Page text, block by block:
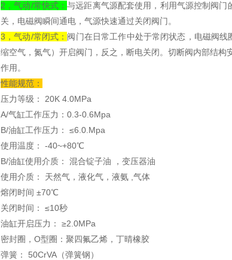
2，气动/常快式：与远距离气源配套使用，利用气源控制阀
关，电磁阀瞬间通电，气源快速通过关闭阀门。
3，气动/常闭式： 阀门在日常工作中处于常闭状态，电磁阀
缩空气，氮气）开启阀门，反之，断电关闭。切断阀内部结
作用。
性能规范：
压力等级： 20K 4.0MPa
A/气缸工作压力：0.3-0.6Mpa
B/油缸工作压力： ≤6.0.Mpa
使用温度： -40~+80℃
B/油缸使用介质： 混合锭子油 ，变压器油
使用介质： 天然气，液化气，液氨 ,气体
熔闭时间 ±70℃
关闭时间： ≤10秒
油缸开启压力： ≥2.0MPa
密封圈，O型圈：聚四氟乙烯，丁晴橡胶
弹簧： 50CrVA（弹簧钢）